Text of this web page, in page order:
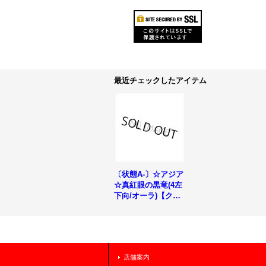
最近チェックしたアイテム
〔状態A-〕☆アジア
☆真紅眼の黒竜(4左
下向/オーラ)【クォ
店舗案内